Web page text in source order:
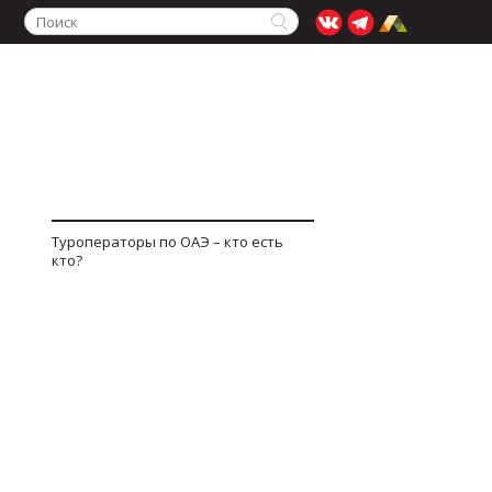
Туроператоры по ОАЭ – кто есть
кто?